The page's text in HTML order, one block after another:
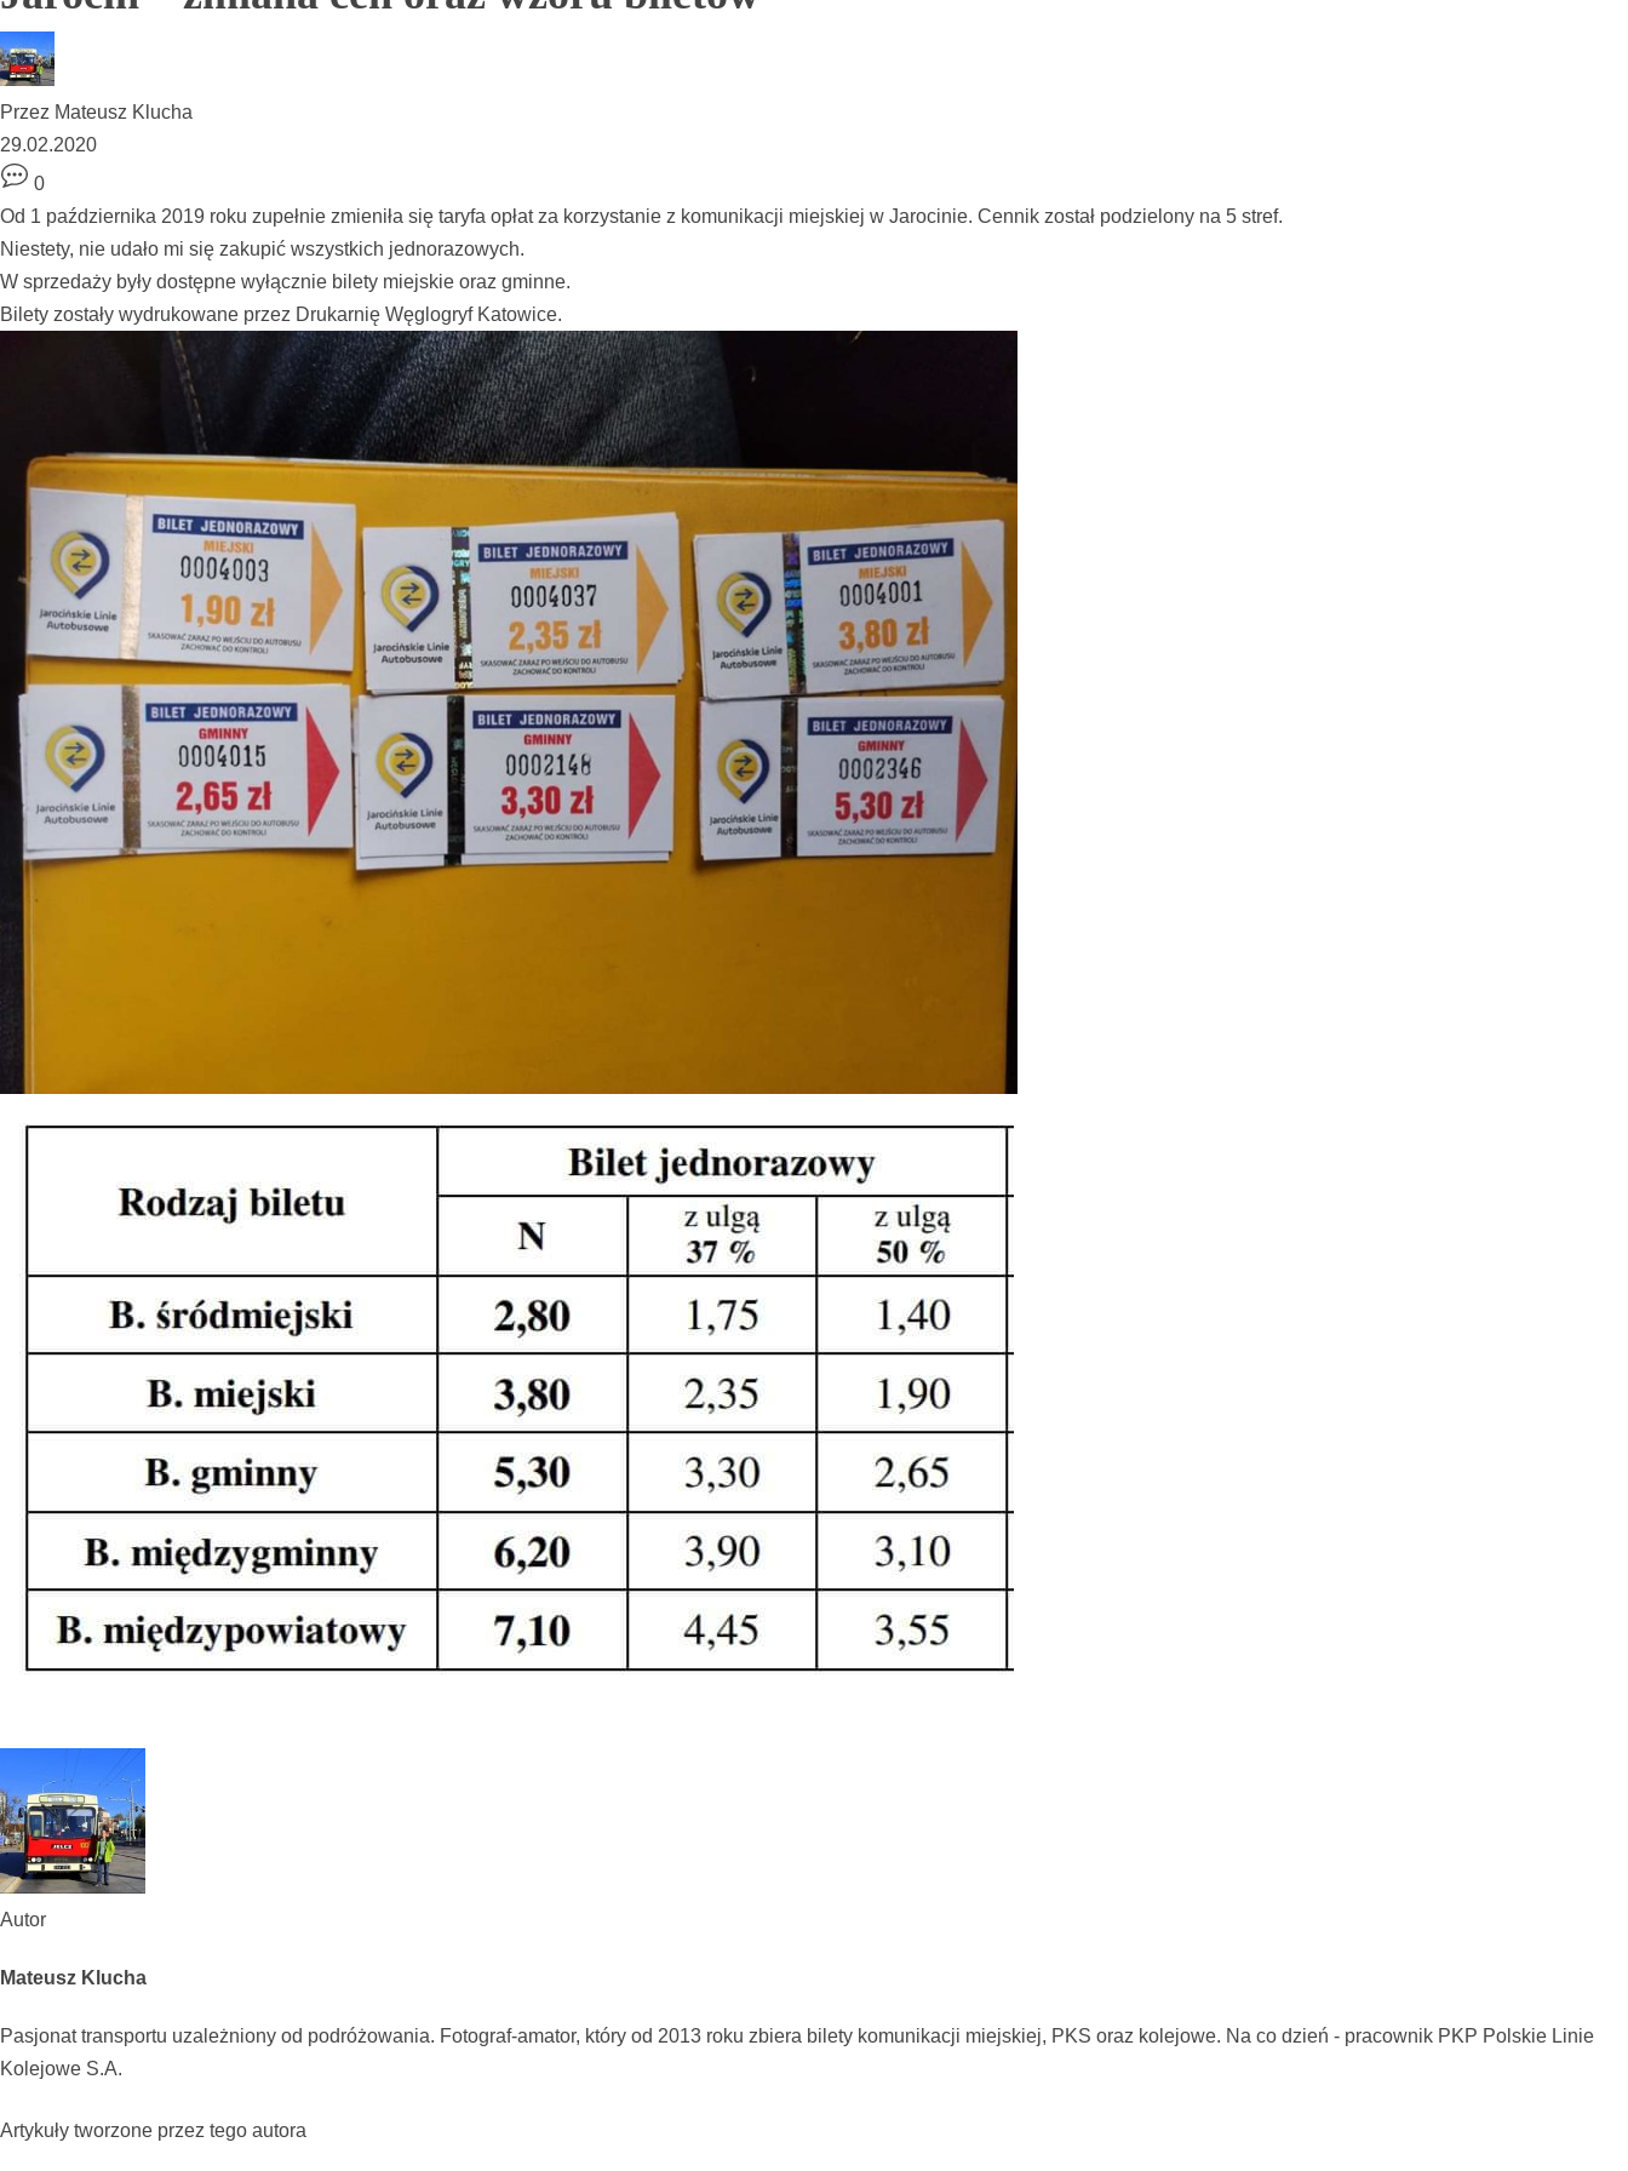
Przez Mateusz Klucha
29.02.2020
0
Od 1 października 2019 roku zupełnie zmieniła się taryfa opłat za korzystanie z komunikacji miejskiej w Jarocinie. Cennik został podzielony na 5 stref.
Niestety, nie udało mi się zakupić wszystkich jednorazowych.
W sprzedaży były dostępne wyłącznie bilety miejskie oraz gminne.
Bilety zostały wydrukowane przez Drukarnię Węglogryf Katowice.
Autor
Mateusz Klucha
Pasjonat transportu uzależniony od podróżowania. Fotograf-amator, który od 2013 roku zbiera bilety komunikacji miejskiej, PKS oraz kolejowe. Na co dzień - pracownik PKP Polskie Linie
Kolejowe S.A.
Artykuły tworzone przez tego autora